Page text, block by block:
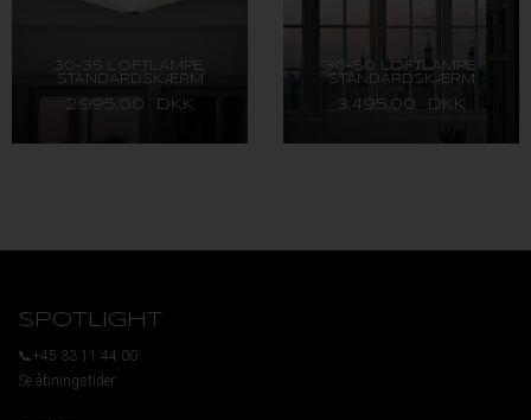
30-35 LOFTLAMPE,
STANDARDSKÆRM
2.995,00 DKK
30-50 LOFTLAMPE,
STANDARDSKÆRM
3.495,00 DKK
SPOTLIGHT
📞+45 33 11 44 00
Se åbningstider